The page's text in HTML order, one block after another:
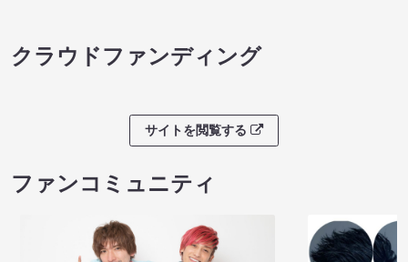
クラウドファンディング
サイトを閲覧する
ファンコミュニティ